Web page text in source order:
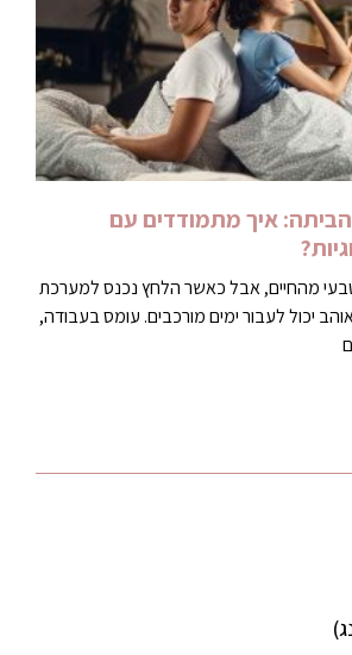
איך מתמודדים עם
מהחיים, אבל כאשר הלחץ נכנס למערכת
יכול לעבור ימים מורכבים. עומס בעבודה,